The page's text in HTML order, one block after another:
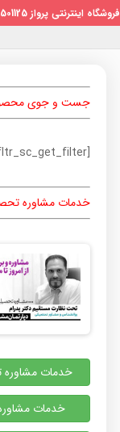
فروشگاه اینترنتی پرواز 09128501125 / 02122691010
جست و جوی
[prdctfltr_sc_get_filter]
خدمات مشاوره
خدمات
خدمات